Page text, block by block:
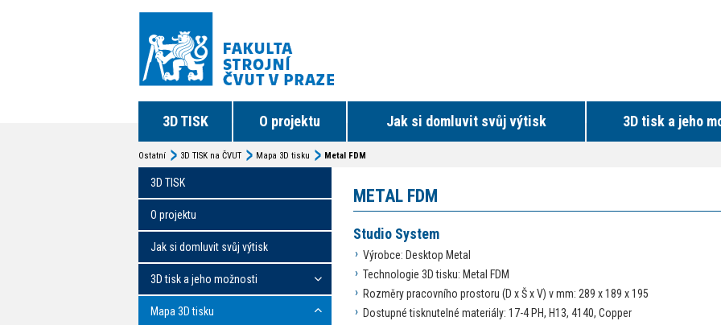
3D TISK O projektu Jak si domluvit svůj výtisk 3D tisk a jeho
Ostatní 3D TISK na ČVUT Mapa 3D tisku Metal FDM
3D TISK
O projektu
Jak si domluvit svůj výtisk
3D tisk a jeho možnosti
Mapa 3D tisku
METAL FDM
Studio System
​Výrobce: Desktop Metal
Technologie 3D tisku: Metal FDM
Rozměry pracovního prostoru (D x Š x V) v mm: 289 x 189 x 195
Dostupné tisknutelné materiály: 17-4 PH, H13, 4140, Copper